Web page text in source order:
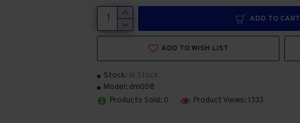
Stock: In Stock
Model: dm008
Products Sold: 0
Product Views: 1333
ADD TO CART
ADD TO WISH LIST